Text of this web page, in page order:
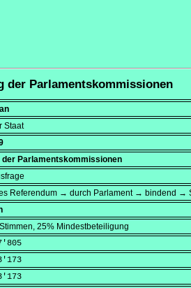
der Parlamentskommissionen
Staat
der Parlamentskommissionen
Referendum → durch Parlament → bindend →
25% Mindestbeteiligung